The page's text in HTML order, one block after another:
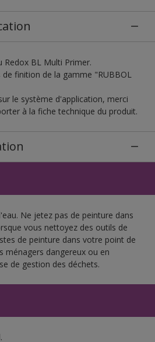
BL Multi Primer.
finition de la gamme "RUBBOL
le système d'application, merci
à la fiche technique du produit.
Ne jetez pas de peinture dans
vous nettoyez des outils de
de peinture dans votre point de
ménagers dangereux ou en
de gestion des déchets.